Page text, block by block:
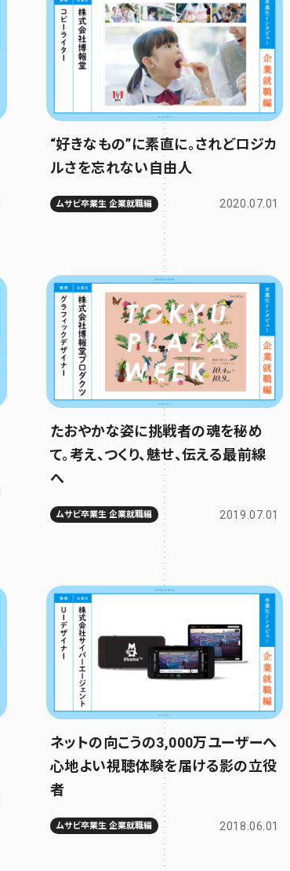
“好きなもの”に素直に。されどロジカ
ルさを忘れない自由人
ムサビ卒業生 企業就職編 2020.07.01
たおやかな姿に挑戦者の魂を秘め
て。考え、つくり、魅せ、伝える最前線
へ
ムサビ卒業生 企業就職編 2019.07.01
ネットの向こうの3,000万ユーザーへ
心地よい視聴体験を届ける影の立役
者
ムサビ卒業生 企業就職編 2018.06.01